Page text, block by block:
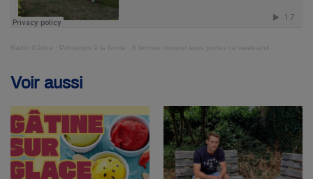
Radio Gâtine Printemps à la ferme : 8 fermes ouvrent leurs portes ce week-end
Voir aussi